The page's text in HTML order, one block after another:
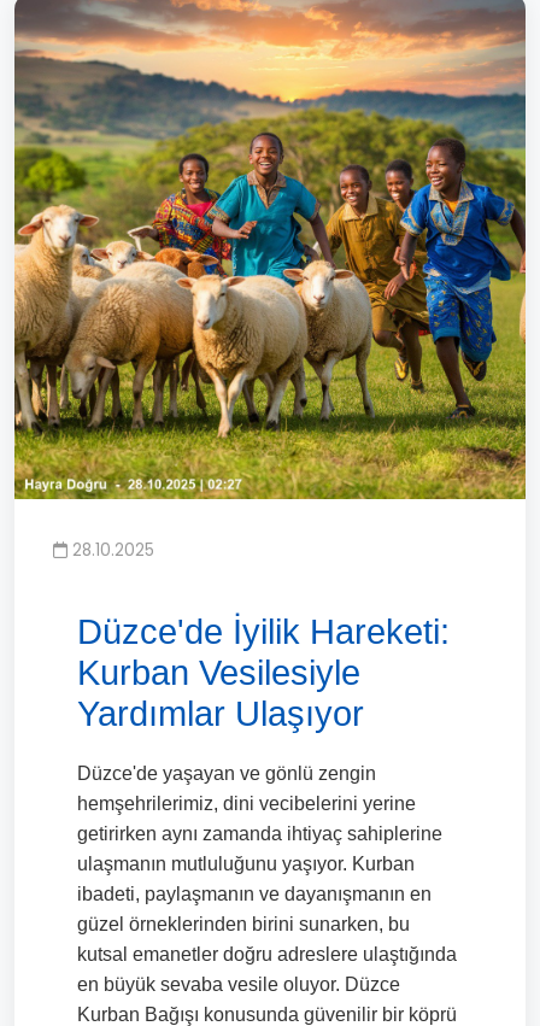
28.10.2025
Düzce'de İyilik Hareketi:
Kurban Vesilesiyle
Yardımlar Ulaşıyor
Düzce'de yaşayan ve gönlü zengin
hemşehrilerimiz, dini vecibelerini yerine
getirirken aynı zamanda ihtiyaç sahiplerine
ulaşmanın mutluluğunu yaşıyor. Kurban
ibadeti, paylaşmanın ve dayanışmanın en
güzel örneklerinden birini sunarken, bu
kutsal emanetler doğru adreslere ulaştığında
en büyük sevaba vesile oluyor. Düzce
Kurban Bağışı konusunda güvenilir bir köprü